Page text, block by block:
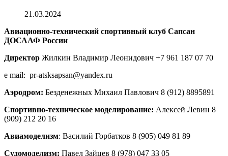
21.03.2024
Авиационно-технический спортивный клуб Сапсан
ДОСААФ России
Директор Жилкин Владимир Леонидович +7 961 187 07 70
e mail: pr-atsksapsan@yandex.ru
Аэродром: Безденежных Михаил Павлович 8 (912) 8895891
Спортивно-техническое моделирование: Алексей Левин 8
(909) 212 20 16
Авиамоделизм: Василий Горбатков 8 (905) 049 81 89
Судомоделизм: Павел Зайцев 8 (978) 047 33 05